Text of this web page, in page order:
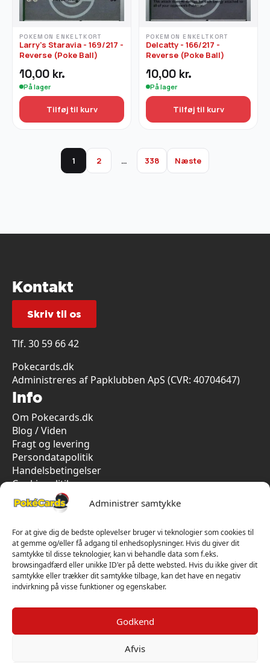
Administrer samtykke
For at give dig de bedste oplevelser bruger vi teknologier som cookies til
at gemme og/eller få adgang til enhedsoplysninger. Hvis du giver dit
samtykke til disse teknologier, kan vi behandle data som f.eks.
browsingadfærd eller unikke ID'er på dette websted. Hvis du ikke giver dit
samtykke eller trækker dit samtykke tilbage, kan det have en negativ
indvirkning på visse funktioner og egenskaber.
Godkend
Afvis
POKEMON ENKELTKORT
Larry's Staravia - 169/217 -
Reverse (Poke Ball)
10,00 kr.
På lager
Tilføj til kurv
POKEMON ENKELTKORT
Delcatty - 166/217 -
Reverse (Poke Ball)
10,00 kr.
På lager
Tilføj til kurv
1 2 … 338 Næste
Kontakt
Skriv til os
Tlf. 30 59 66 42
Pokecards.dk
Administreres af Papklubben ApS (CVR: 40704647)
Info
Om Pokecards.dk
Blog / Viden
Fragt og levering
Persondatapolitik
Handelsbetingelser
Cookiepolitik
Vi har kun 5-stjernet anmeldelser på Trustpilot